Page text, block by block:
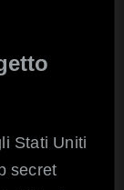
Stati Uniti
secret